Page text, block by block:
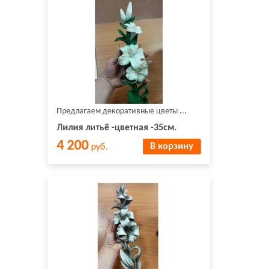
Предлагаем декоративные цветы ...
Лилия литьё -цветная -35см.
4 200 руб. В корзину